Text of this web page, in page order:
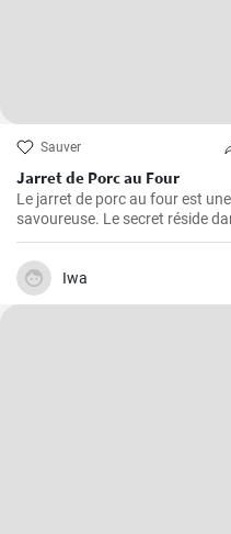
Sauver
Jarret de Porc au Four
Le jarret de porc au four est
savoureuse. Le secret réside
la viande juteuse et fondante
étape par étape pour obtenir
Iwa